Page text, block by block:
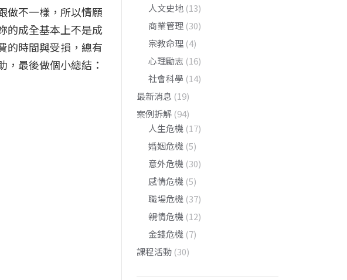
做不一樣，所以情願
的成全基本上不是成
的時間與受損，總有
最後做個小總結：
人文史地 (13)
商業管理 (30)
宗教命理 (4)
心理勵志 (16)
社會科學 (14)
最新消息 (19)
案例拆解 (94)
人生危機 (17)
婚姻危機 (5)
意外危機 (30)
感情危機 (5)
職場危機 (37)
親情危機 (12)
金錢危機 (7)
課程活動 (30)